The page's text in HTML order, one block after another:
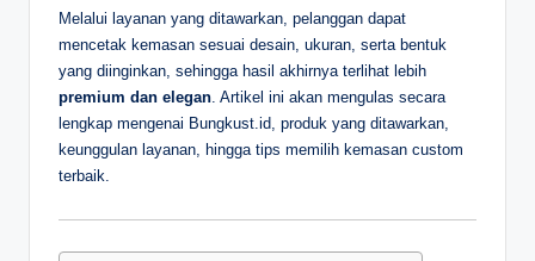
Melalui layanan yang ditawarkan, pelanggan dapat
mencetak kemasan sesuai desain, ukuran, serta bentuk
yang diinginkan, sehingga hasil akhirnya terlihat lebih
premium dan elegan . Artikel ini akan mengulas secara
lengkap mengenai Bungkust.id, produk yang ditawarkan,
keunggulan layanan, hingga tips memilih kemasan custom
terbaik.